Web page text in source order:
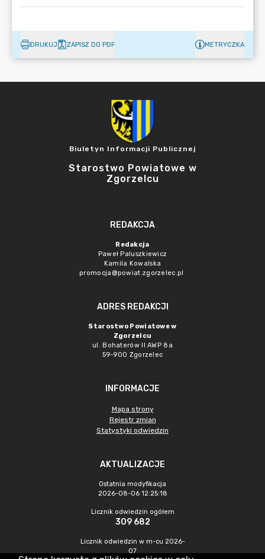
DRUKUJ ZAPISZ DO PDF METRYCZKA
Biuletyn Informacji Publicznej
Starostwo Powiatowe w
Zgorzelcu
REDAKCJA
Redakcja
Paweł Paluszkiewicz
Kamila Kowalska
promocja@powiat.zgorzelec.pl
ADRES REDAKCJI
Starostwo Powiatowe w
Zgorzelcu
ul. Bohaterów II AWP 8a
59-900 Zgorzelec
INFORMACJE
Mapa strony
Rejestr zmian
Statystyki odwiedzin
AKTUALIZACJE
Ostatnia modyfikacja
2026-08-06 12:25:18
Licznik odwiedzin ogółem
309 682
Licznik odwiedzin w m-cu 2026-
07